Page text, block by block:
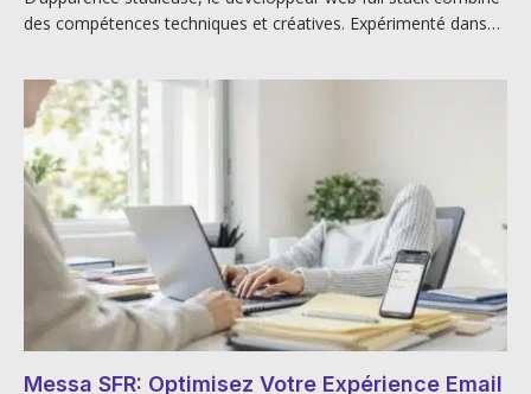
des compétences techniques et créatives. Expérimenté dans…
Messa SFR: Optimisez Votre Expérience Email